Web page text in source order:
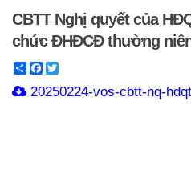
CBTT Nghị quyết của
chức ĐHĐCĐ thường
ShareFacebook
20250224-vos-cbtt-nq-